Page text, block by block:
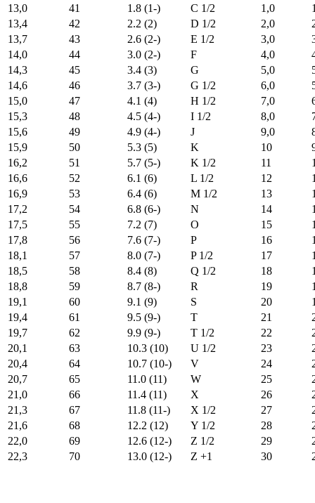
13,0
41 1.8 (1-) C 1/2 1,0
13,4
42 2.2 (2) D 1/2 2,0
13,7
43 2.6 (2-) E 1/2 3,0
14,0
44 3.0 (2-) F 4,0
14,3
45 3.4 (3) G 5,0
14,6
46 3.7 (3-) G 1/2 6,0
15,0
47 4.1 (4) H 1/2 7,0
15,3
48 4.5 (4-) I 1/2 8,0
15,6
49 4.9 (4-) J 9,0
15,9
50 5.3 (5) K 10
16,2
51 5.7 (5-) K 1/2 11
16,6
52 6.1 (6) L 1/2 12
16,9
53 6.4 (6) M 1/2 13
17,2
54 6.8 (6-) N 14
17,5
55 7.2 (7) O 15
17,8
56 7.6 (7-) P 16
18,1
57 8.0 (7-) P 1/2 17
18,5
58 8.4 (8) Q 1/2 18
18,8
59 8.7 (8-) R 19
19,1
60 9.1 (9) S 20
19,4
61 9.5 (9-) T 21
19,7
62 9.9 (9-) T 1/2 22
20,1
63 10.3 (10) U 1/2 23
20,4
64 10.7 (10-) V 24
20,7
65 11.0 (11) W 25
21,0
66 11.4 (11) X 26
21,3
67 11.8 (11-) X 1/2 27
21,6
68 12.2 (12) Y 1/2 28
22,0
69 12.6 (12-) Z 1/2 29
22,3
70 13.0 (12-) Z +1 30